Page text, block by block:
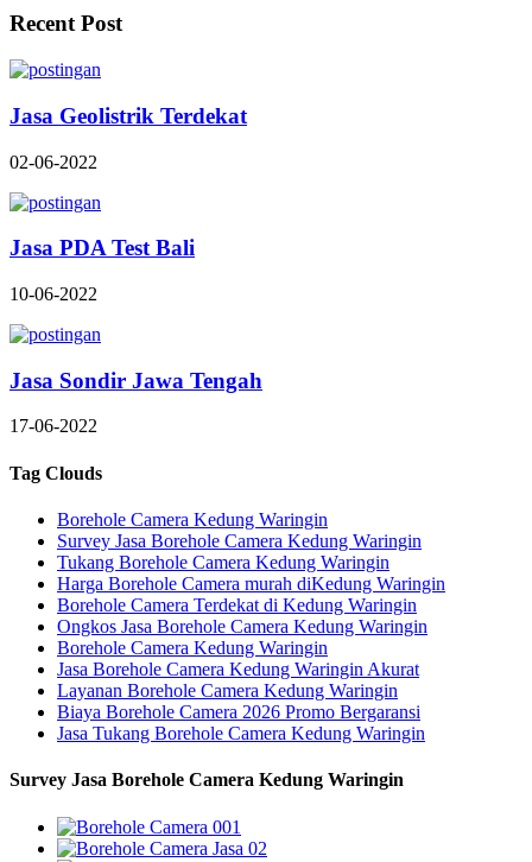
Recent Post
Jasa Geolistrik Terdekat
02-06-2022
Jasa PDA Test Bali
10-06-2022
Jasa Sondir Jawa Tengah
17-06-2022
Tag Clouds
Borehole Camera Kedung Waringin
Survey Jasa Borehole Camera Kedung Waringin
Tukang Borehole Camera Kedung Waringin
Harga Borehole Camera murah diKedung Waringin
Borehole Camera Terdekat di Kedung Waringin
Ongkos Jasa Borehole Camera Kedung Waringin
Borehole Camera Kedung Waringin
Jasa Borehole Camera Kedung Waringin Akurat
Layanan Borehole Camera Kedung Waringin
Biaya Borehole Camera 2026 Promo Bergaransi
Jasa Tukang Borehole Camera Kedung Waringin
Survey Jasa Borehole Camera Kedung Waringin